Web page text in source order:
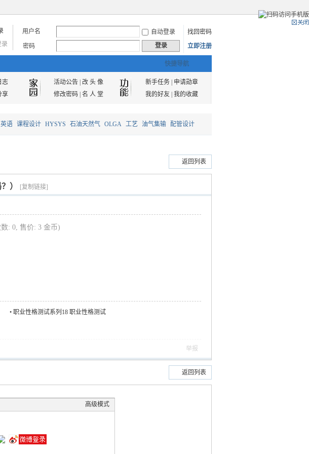
用户名 自动登录
找回密码
密码
登录 立即注册
录
快捷导航
志 活动公告| 改 头 像 新手任务|
申请勋章
享 修改密码| 名 人 堂 我的好友| 我的收藏
英语 课程设计 HYSYS 石油天然气 OLGA 工艺 油气集输 配管设计
返回列表
） [复制链接]
: 0, 售价: 3 金币)
• 职业性格测试系列18 职业性格测试
举报
返回列表
高级模式